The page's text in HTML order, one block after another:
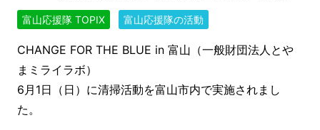
富山応援隊 TOPIX 富山応援隊の活動
CHANGE FOR THE BLUE in 富山（一般財団法人とや
まミライラボ）
6月1日（日）に清掃活動を富山市内で実施されまし
た。